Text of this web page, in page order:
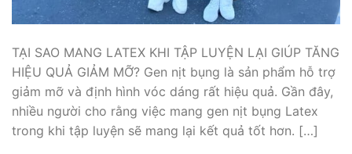
TẠI SAO MANG LATEX KHI TẬP LUYỆN LẠI GIÚP TĂNG
HIỆU QUẢ GIẢM MỠ? Gen nịt bụng là sản phẩm hỗ trợ
giảm mỡ và định hình vóc dáng rất hiệu quả. Gần đây,
nhiều người cho rằng việc mang gen nịt bụng Latex
trong khi tập luyện sẽ mang lại kết quả tốt hơn. […]